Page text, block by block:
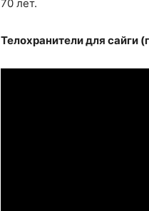
70 лет.
Телохранители для сайги